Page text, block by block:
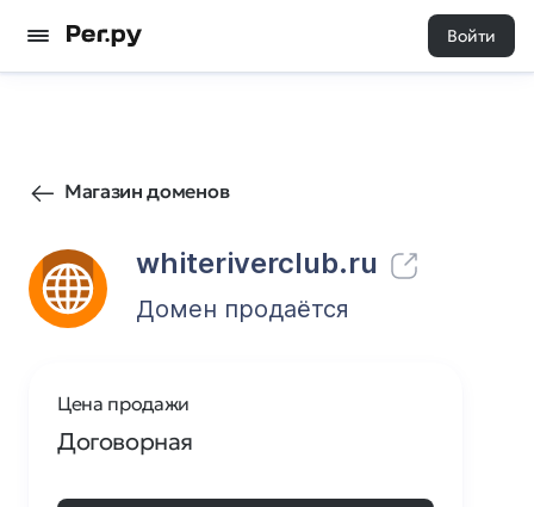
Войти
Магазин доменов
whiteriverclub.ru
12 0
Домен продаётся
Цена продажи
Договорная